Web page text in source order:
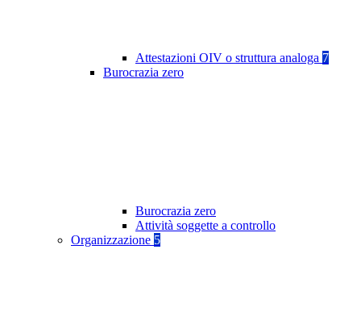
Attestazioni OIV o struttura analoga 7
Burocrazia zero
Burocrazia zero
Attività soggette a controllo
Organizzazione 5